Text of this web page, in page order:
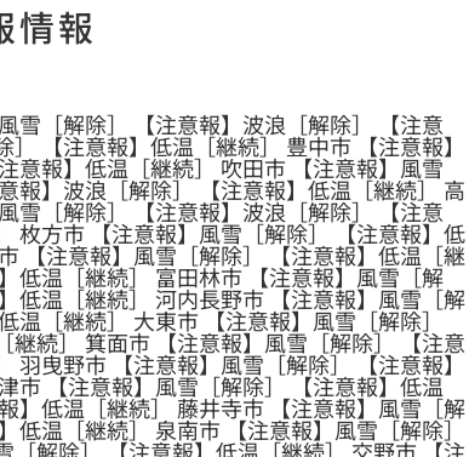
情報
雪［解除］ 【注意報】波浪［解除］ 【注意
【注意報】低温［継続］ 豊中市 【注意報】
意報】低温［継続］ 吹田市 【注意報】風雪
報】波浪［解除］ 【注意報】低温［継続］ 高
雪［解除］ 【注意報】波浪［解除］ 【注意
枚方市 【注意報】風雪［解除］ 【注意報】低
【注意報】風雪［解除］ 【注意報】低温［継
低温［継続］ 富田林市 【注意報】風雪［解
低温［継続］ 河内長野市 【注意報】風雪［解
温［継続］ 大東市 【注意報】風雪［解除］
続］ 箕面市 【注意報】風雪［解除］ 【注意
羽曳野市 【注意報】風雪［解除］ 【注意報】
市 【注意報】風雪［解除］ 【注意報】低温
】低温［継続］ 藤井寺市 【注意報】風雪［解
低温［継続］ 泉南市 【注意報】風雪［解除］